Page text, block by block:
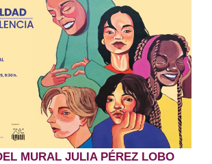
MURAL JULIA PÉREZ LOBO